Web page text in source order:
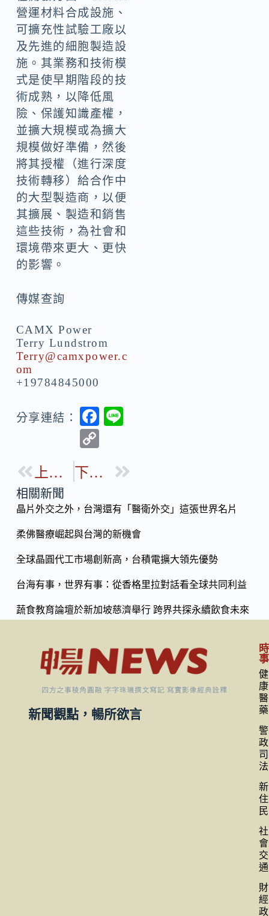
營運材料合成設施、
可擴充性試驗工廠以
及先進的細胞製造設
施。其業務和技術模
式是使早期階段的技
術成熟，以降低風
險、保護知識產權，
並擴大規模或為擴大
規模做好準備，然後
將其授權（進行深度
技術轉移）給合作中
的大型製造商，以便
其擴展、製造和銷售
這些技術，為社會和
環境帶來更大、更快
的影響。
傳媒查詢
CAMX Power
Terry Lundstrom
Terry@camxpower.c
om
+19784845000
分享連結：
F
b
o
k
p
Li
n
k
上一篇 下一篇
相關新聞
晶片外交之外，台灣還有「醫衛外交」這張世界名片
柔佛醫療崛起與台灣的新機會
全球晶圓代工市場創新高，台積電擴大領先優勢
台海有事，世界有事：從香格里拉對話看全球共同利益
蔬食教育論壇於新加坡慈濟舉行 跨界共探永續飲食未來
新聞觀點，暢所欲言
時
事
健
康
醫
藥
警
政
司
法
新
住
民
社
會
交
通
財
經
政